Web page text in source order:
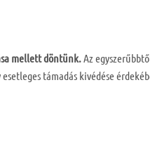
mellett döntünk. Az
támadás kivédése